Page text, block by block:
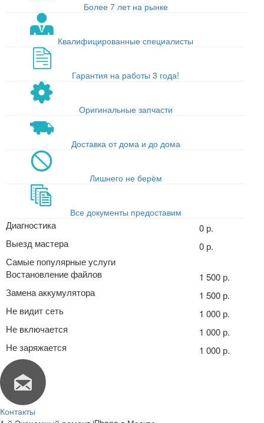
Более 7 лет на рынке
Квалифицированные специалисты
Гарантия на работы 3 года!
Оригинальные запчасти
Доставка от дома и до дома
Лишнего не берём
Все документы предоставим
Диагностика
0 р.
Выезд мастера
0 р.
Самые популярные услуги
Востановление файлов
1 500 р.
Замена аккумулятора
1 500 р.
Не видит сеть
1 000 р.
Не включается
1 000 р.
Не заряжается
1 000 р.
Контакты